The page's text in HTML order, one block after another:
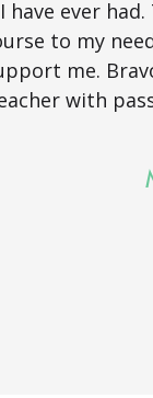
have ever had.
to my
me.
with